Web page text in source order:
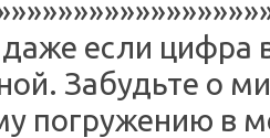
если цифра
Забудьте о
погружению в